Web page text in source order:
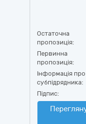
Остаточна
пропозиція:
Первинна
пропозиція:
Інформація про
субпідрядника:
Підпис: